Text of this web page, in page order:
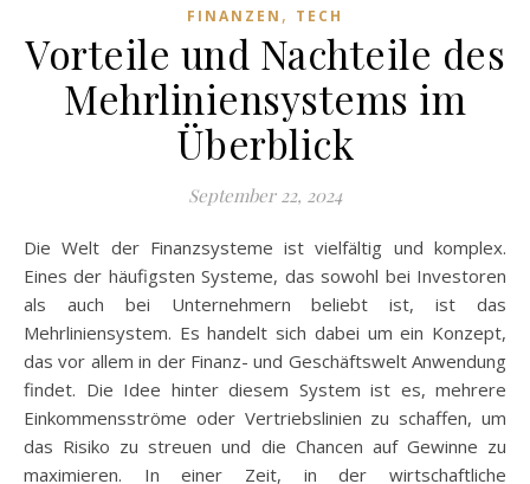
FINANZEN , TECH
Vorteile und Nachteile des
Mehrliniensystems im
Überblick
September 22, 2024
Die Welt der Finanzsysteme ist vielfältig und komplex.
Eines der häufigsten Systeme, das sowohl bei Investoren
als auch bei Unternehmern beliebt ist, ist das
Mehrliniensystem. Es handelt sich dabei um ein Konzept,
das vor allem in der Finanz- und Geschäftswelt Anwendung
findet. Die Idee hinter diesem System ist es, mehrere
Einkommensströme oder Vertriebslinien zu schaffen, um
das Risiko zu streuen und die Chancen auf Gewinne zu
maximieren. In einer Zeit, in der wirtschaftliche